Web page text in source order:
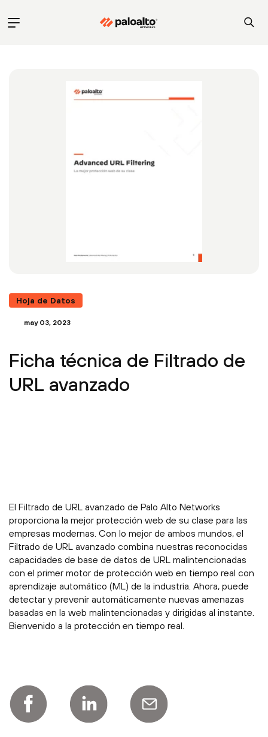
Hoja de Datos
may 03, 2023
Ficha técnica de Filtrado de
URL avanzado
El Filtrado de URL avanzado de Palo Alto Networks
proporciona la mejor protección web de su clase para las
empresas modernas. Con lo mejor de ambos mundos, el
Filtrado de URL avanzado combina nuestras reconocidas
capacidades de base de datos de URL malintencionadas
con el primer motor de protección web en tiempo real con
aprendizaje automático (ML) de la industria. Ahora, puede
detectar y prevenir automáticamente nuevas amenazas
basadas en la web malintencionadas y dirigidas al instante.
Bienvenido a la protección en tiempo real.